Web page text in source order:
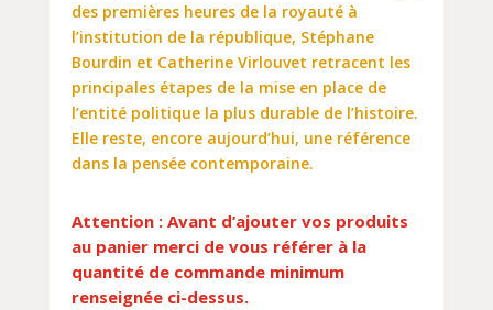
des premières heures de la royauté à
l’institution de la république, Stéphane
Bourdin et Catherine Virlouvet retracent les
principales étapes de la mise en place de
l’entité politique la plus durable de l’histoire.
Elle reste, encore aujourd’hui, une référence
dans la pensée contemporaine.
Attention : Avant d’ajouter vos produits
au panier merci de vous référer à la
quantité de commande minimum
renseignée ci-dessus.